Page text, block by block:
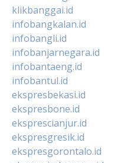
klikbanggai.id
infobangkalan.id
infobangli.id
infobanjarnegara.id
infobantaeng.id
infobantul.id
ekspresbekasi.id
ekspresbone.id
eksprescianjur.id
ekspresgresik.id
ekspresgorontalo.id